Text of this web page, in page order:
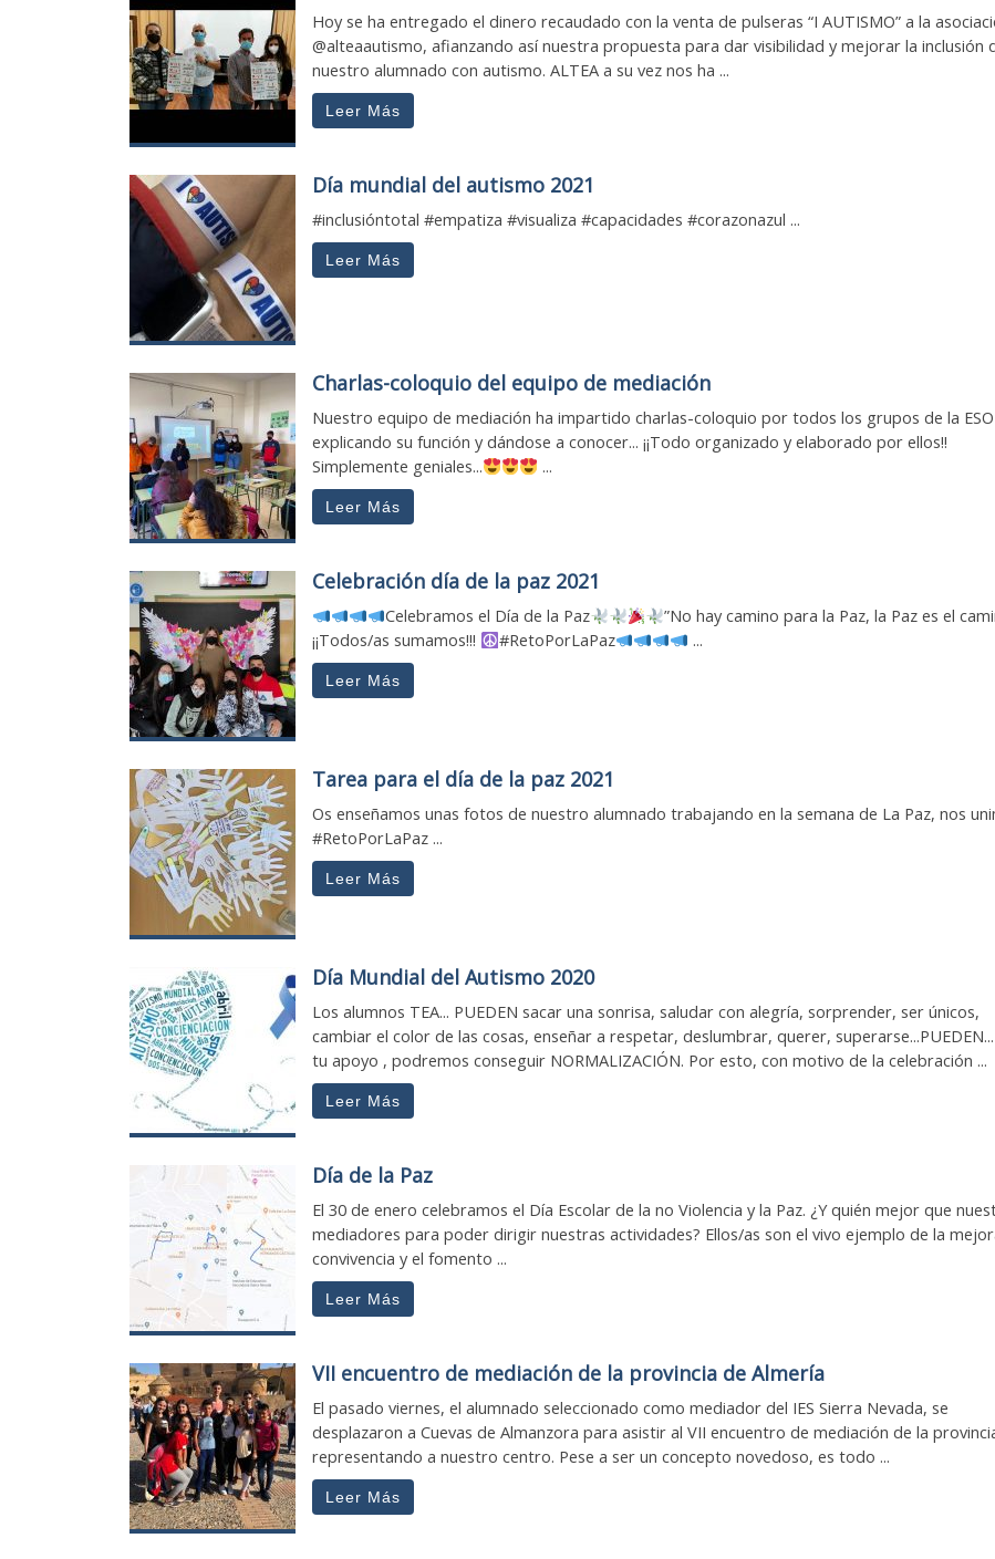
Hoy se ha entregado el dinero recaudado con la venta de pulseras “I AUTISMO” a la
@alteaautismo, afianzando así nuestra propuesta para dar visibilidad y mejorar la inclusión
nuestro alumnado con autismo. ALTEA a su vez nos ha ...
Leer Más
Día mundial del autismo 2021
#inclusióntotal #empatiza #visualiza #capacidades #corazonazul ...
Leer Más
Charlas-coloquio del equipo de mediación
Nuestro equipo de mediación ha impartido charlas-coloquio por todos los grupos de la ESO
explicando su función y dándose a conocer... ¡¡Todo organizado y elaborado por ellos!!
Simplemente geniales...
...
Leer Más
Celebración día de la paz 2021
Celebramos el Día de la Paz
”No hay camino para la Paz, la Paz es el
¡¡Todos/as sumamos!!!
#RetoPorLaPaz ...
Leer Más
Tarea para el día de la paz 2021
Os enseñamos unas fotos de nuestro alumnado trabajando en la semana de La Paz, nos
#RetoPorLaPaz ...
Leer Más
Día Mundial del Autismo 2020
Los alumnos TEA... PUEDEN sacar una sonrisa, saludar con alegría, sorprender, ser únicos,
cambiar el color de las cosas, enseñar a respetar, deslumbrar, querer,
tu apoyo , podremos conseguir NORMALIZACIÓN. Por esto, con motivo de la celebración ...
Leer Más
Día de la Paz
El 30 de enero celebramos el Día Escolar de la no Violencia y la Paz. ¿Y quién mejor que
mediadores para poder dirigir nuestras actividades? Ellos/as son el vivo ejemplo de la
convivencia y el fomento ...
Leer Más
VII encuentro de mediación de la provincia de Almería
El pasado viernes, el alumnado seleccionado como mediador del IES Sierra Nevada, se
desplazaron a Cuevas de Almanzora para asistir al VII encuentro de mediación de la
representando a nuestro centro. Pese a ser un concepto novedoso, es todo ...
Leer Más